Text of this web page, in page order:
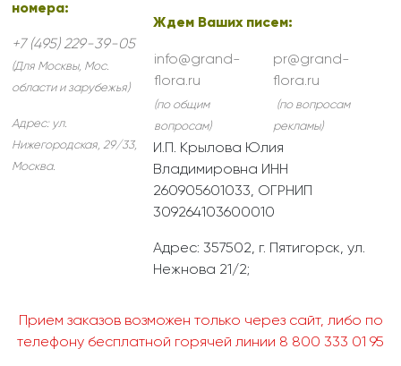
номера:
+7 (495) 229-39-05
(Для Москвы, Мос.
области и зарубежья)
Адрес: ул.
Нижегородская, 29/33,
Москва.
Ждем Ваших писем:
info@grand-
flora.ru
pr@grand-
flora.ru
(по общим
вопросам)
(по вопросам
рекламы)
И.П. Крылова Юлия
Владимировна ИНН
260905601033, ОГРНИП
309264103600010
Адрес: 357502, г. Пятигорск, ул.
Нежнова 21/2;
Прием заказов возможен только через сайт, либо по
телефону бесплатной горячей линии 8 800 333 01 95